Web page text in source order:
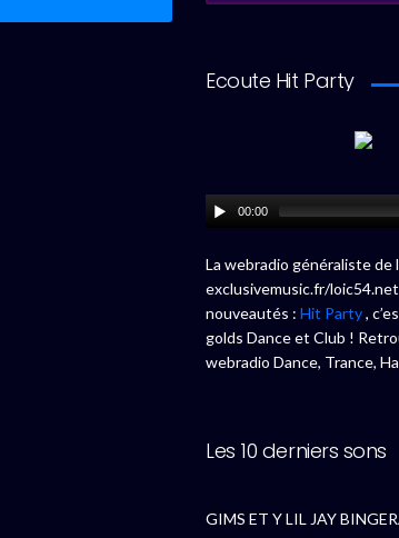
Ecoute Hit Party
00:00
La webradio généraliste de
exclusivemusic.fr/
nouveautés : Hit Party,
golds Dance et Club !
webradio Dance, Trance,
Les 10 derniers sons
GIMS ET Y LIL JAY